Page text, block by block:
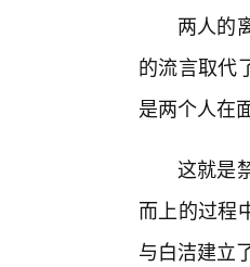
两人的
的流言取代
是两个人在
这就是
而上的过程
与白洁建立